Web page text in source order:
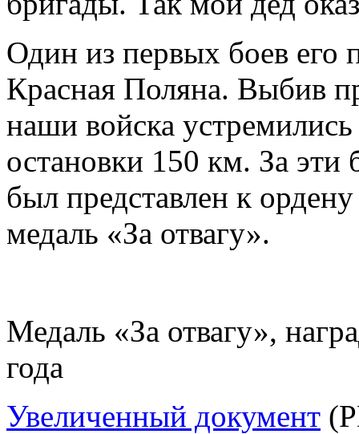
Один из первых боев его
Красная Поляна. Выбив
наши войска
остановки 150 км. За
был представлен к
медаль «За отвагу».
Медаль «За отвагу»,
года
Увеличенный документ